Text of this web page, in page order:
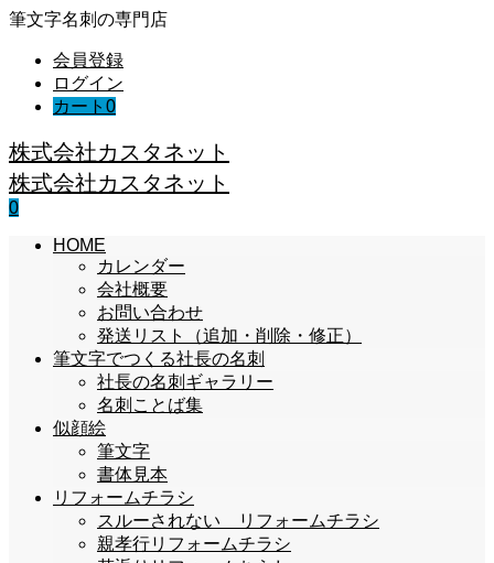
筆文字名刺の専門店
会員登録
ログイン
カート 0
株式会社カスタネット
株式会社カスタネット
0
HOME
カレンダー
会社概要
お問い合わせ
発送リスト（追加・削除・修正）
筆文字でつくる社長の名刺
社長の名刺ギャラリー
名刺ことば集
似顔絵
筆文字
書体見本
リフォームチラシ
スルーされない リフォームチラシ
親孝行リフォームチラシ